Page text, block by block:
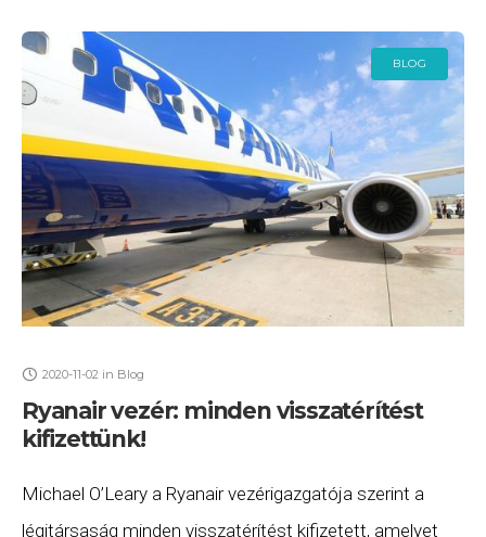
BLOG
2020-11-02 in Blog
Ryanair vezér: minden visszatérítést
kifizettünk!
Michael O’Leary a Ryanair vezérigazgatója szerint a
légitársaság minden visszatérítést kifizetett, amelyet